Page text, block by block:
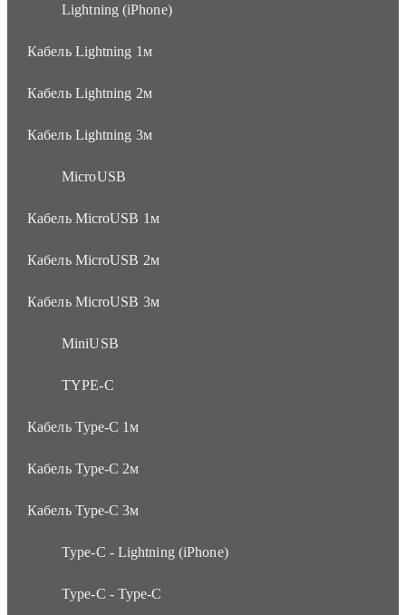
Lightning (iPhone)
Кабель Lightning 1м
Кабель Lightning 2м
Кабель Lightning 3м
MicroUSB
Кабель MicroUSB 1м
Кабель MicroUSB 2м
Кабель MicroUSB 3м
MiniUSB
TYPE-C
Кабель Type-C 1м
Кабель Type-C 2м
Кабель Type-C 3м
Type-C - Lightning (iPhone)
Type-C - Type-C